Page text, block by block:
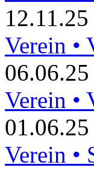
12.11.25
Verein •
06.06.25
Verein •
01.06.25
Verein •